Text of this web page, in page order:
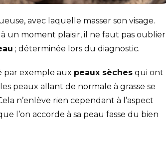
avec laquelle masser son visage.
un moment plaisir, il ne faut pas oublier
; déterminée lors du diagnostic.
par exemple aux peaux sèches qui ont
peaux allant de normale à grasse se
n’enlève rien cependant à l’aspect
l’on accorde à sa peau fasse du bien